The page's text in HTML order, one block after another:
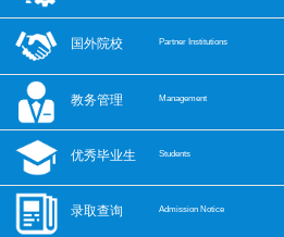
国外院校 Partner Institutions
教务管理 Management
优秀毕业生 Students
录取查询 Admission Notice